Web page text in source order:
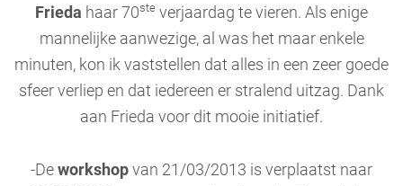
Frieda haar 70ste verjaardag te vieren. Als enige
mannelijke aanwezige, al was het maar enkele
minuten, kon ik vaststellen dat alles in een zeer goede
sfeer verliep en dat iedereen er stralend uitzag. Dank
aan Frieda voor dit mooie initiatief.
-De workshop van 21/03/2013 is verplaatst naar